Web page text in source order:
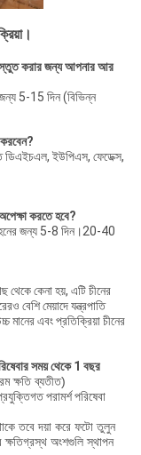
করার জন্য আপনার আর
5-15 দিন (বিভিন্ন
ডিএইচএল, ইউপিএস, ফেডেক্স,
করতে হবে?
জন্য 5-8 দিন।20-40
থেকে কেনা হয়, এটি চীনের
বেশি মেয়াদে যন্ত্রপাতি
মানের এবং প্রতিক্রিয়া চীনের
সময় থেকে 1 বছর
ক্ষতি ব্যতীত)
পরামর্শ পরিষেবা
তবে দয়া করে ফটো তুলুন
অংশগুলি স্থাপন